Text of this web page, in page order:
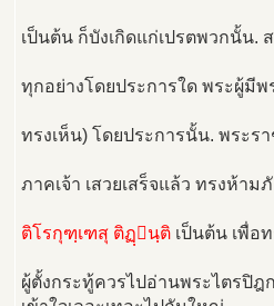
เป็นต้น ก็บังเกิดแก่เปรตพวกนั้น
ทุกอย่างโดยประการใด พระผู้มี
ทรงเห็น) โดยประการนั้น. พระร
ภาคเจ้า เสวยเสร็จแล้ว ทรงห้า
ติโรกุฑฺเฑสุ ติฏฺนฺติ เป็นต้น เพื่อ
ผู้ตั้งกระทู้ควรไปอ่านพระไตรปิ